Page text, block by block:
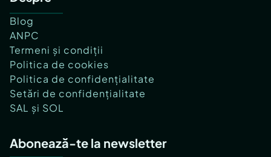
Blog
ANPC
Termeni și condiții
Politica de cookies
Politica de confidențialitate
Setări de confidențialitate
SAL și SOL
Abonează-te la newsletter